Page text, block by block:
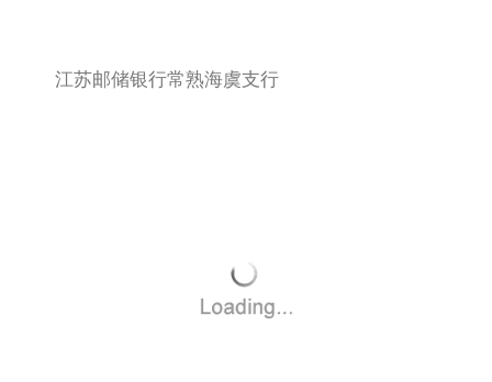
江苏邮储银行常熟海虞支行